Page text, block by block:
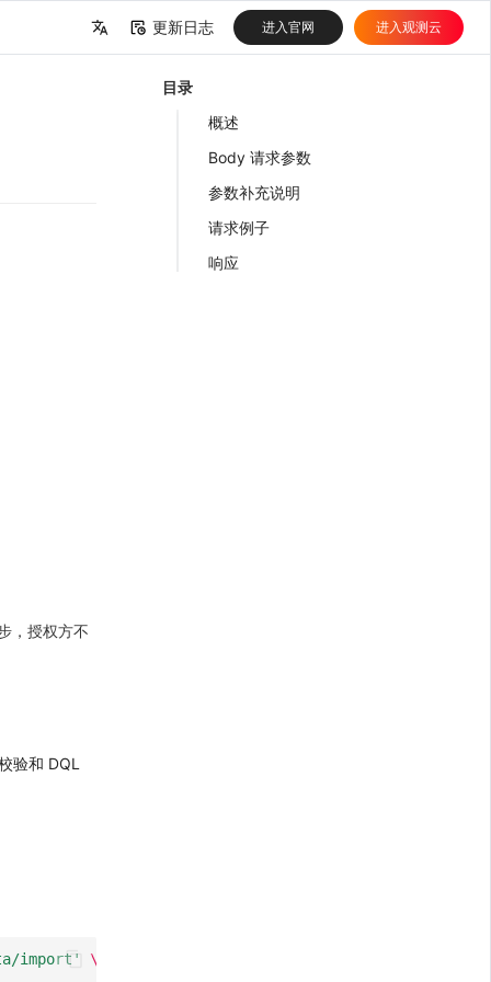
更新日志 进入官网 进入观测云
目录
概述
Body 请求参数
参数补充说明
请求例子
响应
，授权方不
验和 DQL
import'
\